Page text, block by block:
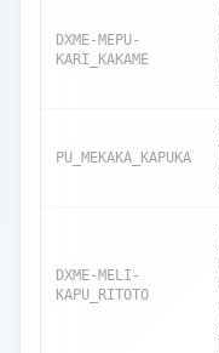
DXME-MEPU-
KARI_KAKAME
PU_MEKAKA_KAPUKA
DXME-MELI-
KAPU_RITOTO